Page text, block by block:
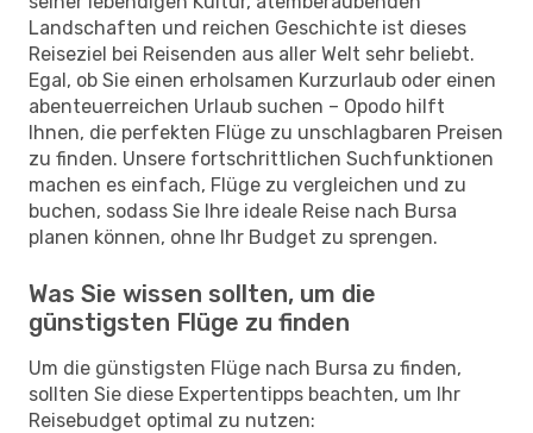
Landschaften und reichen Geschichte ist dieses
Reiseziel bei Reisenden aus aller Welt sehr beliebt.
Egal, ob Sie einen erholsamen Kurzurlaub oder einen
abenteuerreichen Urlaub suchen – Opodo hilft
Ihnen, die perfekten Flüge zu unschlagbaren Preisen
zu finden. Unsere fortschrittlichen Suchfunktionen
machen es einfach, Flüge zu vergleichen und zu
buchen, sodass Sie Ihre ideale Reise nach Bursa
planen können, ohne Ihr Budget zu sprengen.
Was Sie wissen sollten, um die
günstigsten Flüge zu finden
Um die günstigsten Flüge nach Bursa zu finden,
sollten Sie diese Expertentipps beachten, um Ihr
Reisebudget optimal zu nutzen: